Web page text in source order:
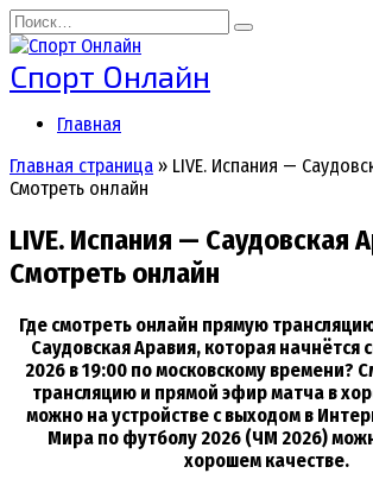
Перейти
к
содержанию
Search
for:
Спорт Онлайн
Главная
Главная страница » LIVE. Испания —
Смотреть онлайн
LIVE. Испания — Саудовская
Смотреть онлайн
Где смотреть онлайн прямую
Саудовская Аравия, которая начнётся
2026 в 19:00 по московскому времени?
трансляцию и прямой эфир матча в
можно на устройстве с выходом в
Мира по футболу 2026 (ЧМ 2026)
хорошем качестве.